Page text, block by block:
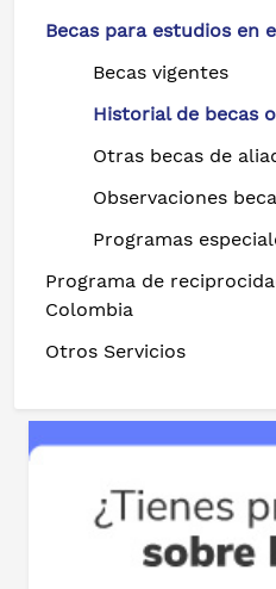
Becas para estudios en
Becas vigentes
Historial de becas
Otras becas de
Observaciones
Programas
Programa de
Colombia
Otros Servicios